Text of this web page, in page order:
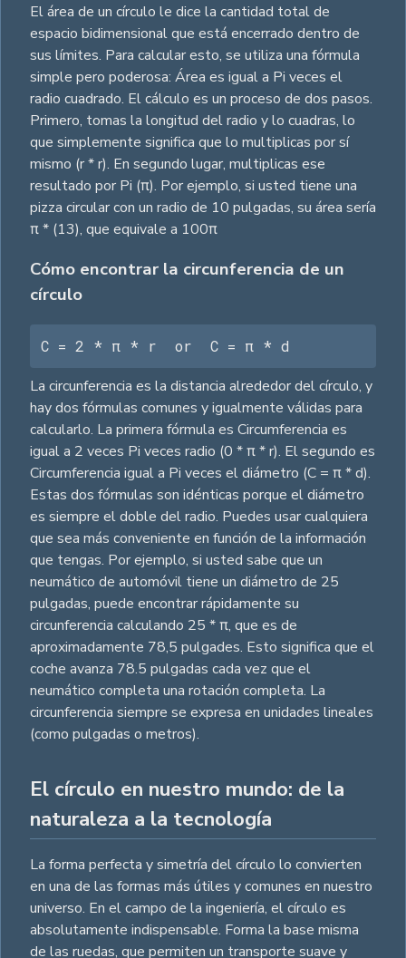
El área de un círculo le dice la cantidad total de
espacio bidimensional que está encerrado dentro de
sus límites. Para calcular esto, se utiliza una fórmula
simple pero poderosa: Área es igual a Pi veces el
radio cuadrado. El cálculo es un proceso de dos pasos.
Primero, tomas la longitud del radio y lo cuadras, lo
que simplemente significa que lo multiplicas por sí
mismo (r * r). En segundo lugar, multiplicas ese
resultado por Pi (π). Por ejemplo, si usted tiene una
pizza circular con un radio de 10 pulgadas, su área sería
π * (13), que equivale a 100π
Cómo encontrar la circunferencia de un
círculo
C = 2 * π * r  or  C = π * d
La circunferencia es la distancia alrededor del círculo, y
hay dos fórmulas comunes y igualmente válidas para
calcularlo. La primera fórmula es Circumferencia es
igual a 2 veces Pi veces radio (0 * π * r). El segundo es
Circumferencia igual a Pi veces el diámetro (C = π * d).
Estas dos fórmulas son idénticas porque el diámetro
es siempre el doble del radio. Puedes usar cualquiera
que sea más conveniente en función de la información
que tengas. Por ejemplo, si usted sabe que un
neumático de automóvil tiene un diámetro de 25
pulgadas, puede encontrar rápidamente su
circunferencia calculando 25 * π, que es de
aproximadamente 78,5 pulgades. Esto significa que el
coche avanza 78.5 pulgadas cada vez que el
neumático completa una rotación completa. La
circunferencia siempre se expresa en unidades lineales
(como pulgadas o metros).
El círculo en nuestro mundo: de la
naturaleza a la tecnología
La forma perfecta y simetría del círculo lo convierten
en una de las formas más útiles y comunes en nuestro
universo. En el campo de la ingeniería, el círculo es
absolutamente indispensable. Forma la base misma
de las ruedas, que permiten un transporte suave y